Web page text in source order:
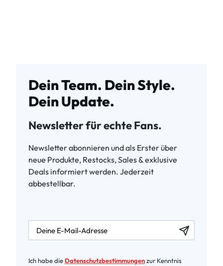
Dein Team. Dein Style.
Dein Update.
Newsletter für echte Fans.
Newsletter abonnieren und als Erster über
neue Produkte, Restocks, Sales & exklusive
Deals informiert werden. Jederzeit
abbestellbar.
newsletter.labelEmail
Ich habe die Datenschutzbestimmungenzur Kenntnis